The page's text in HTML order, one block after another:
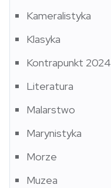
Kameralistyka
Klasyka
Kontrapunkt 2024
Literatura
Malarstwo
Marynistyka
Morze
Muzea